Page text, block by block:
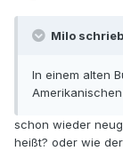
Milo
In einem alten
schon wieder
heißt? oder wie